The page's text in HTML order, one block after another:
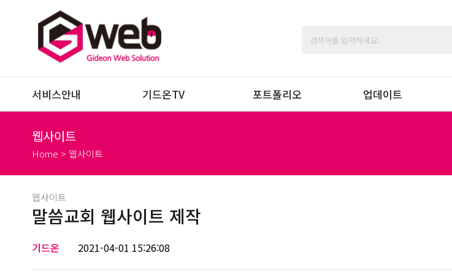
서비스안내 기드온TV 포트폴리오 업데이트
웹사이트
Home > 웹사이트
웹사이트
말씀교회 웹사이트 제작
기드온 2021-04-01 15:26:08